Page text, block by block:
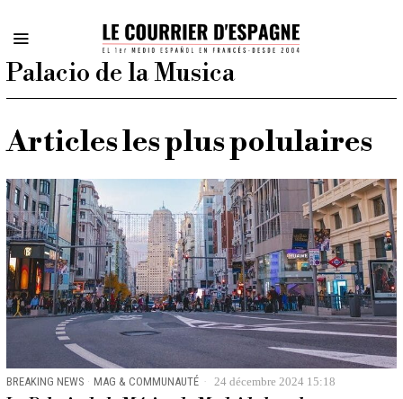
Palacio de la Musica
Articles les plus polulaires
BREAKING NEWS · MAG & COMMUNAUTÉ 24 décembre 2024 15:18